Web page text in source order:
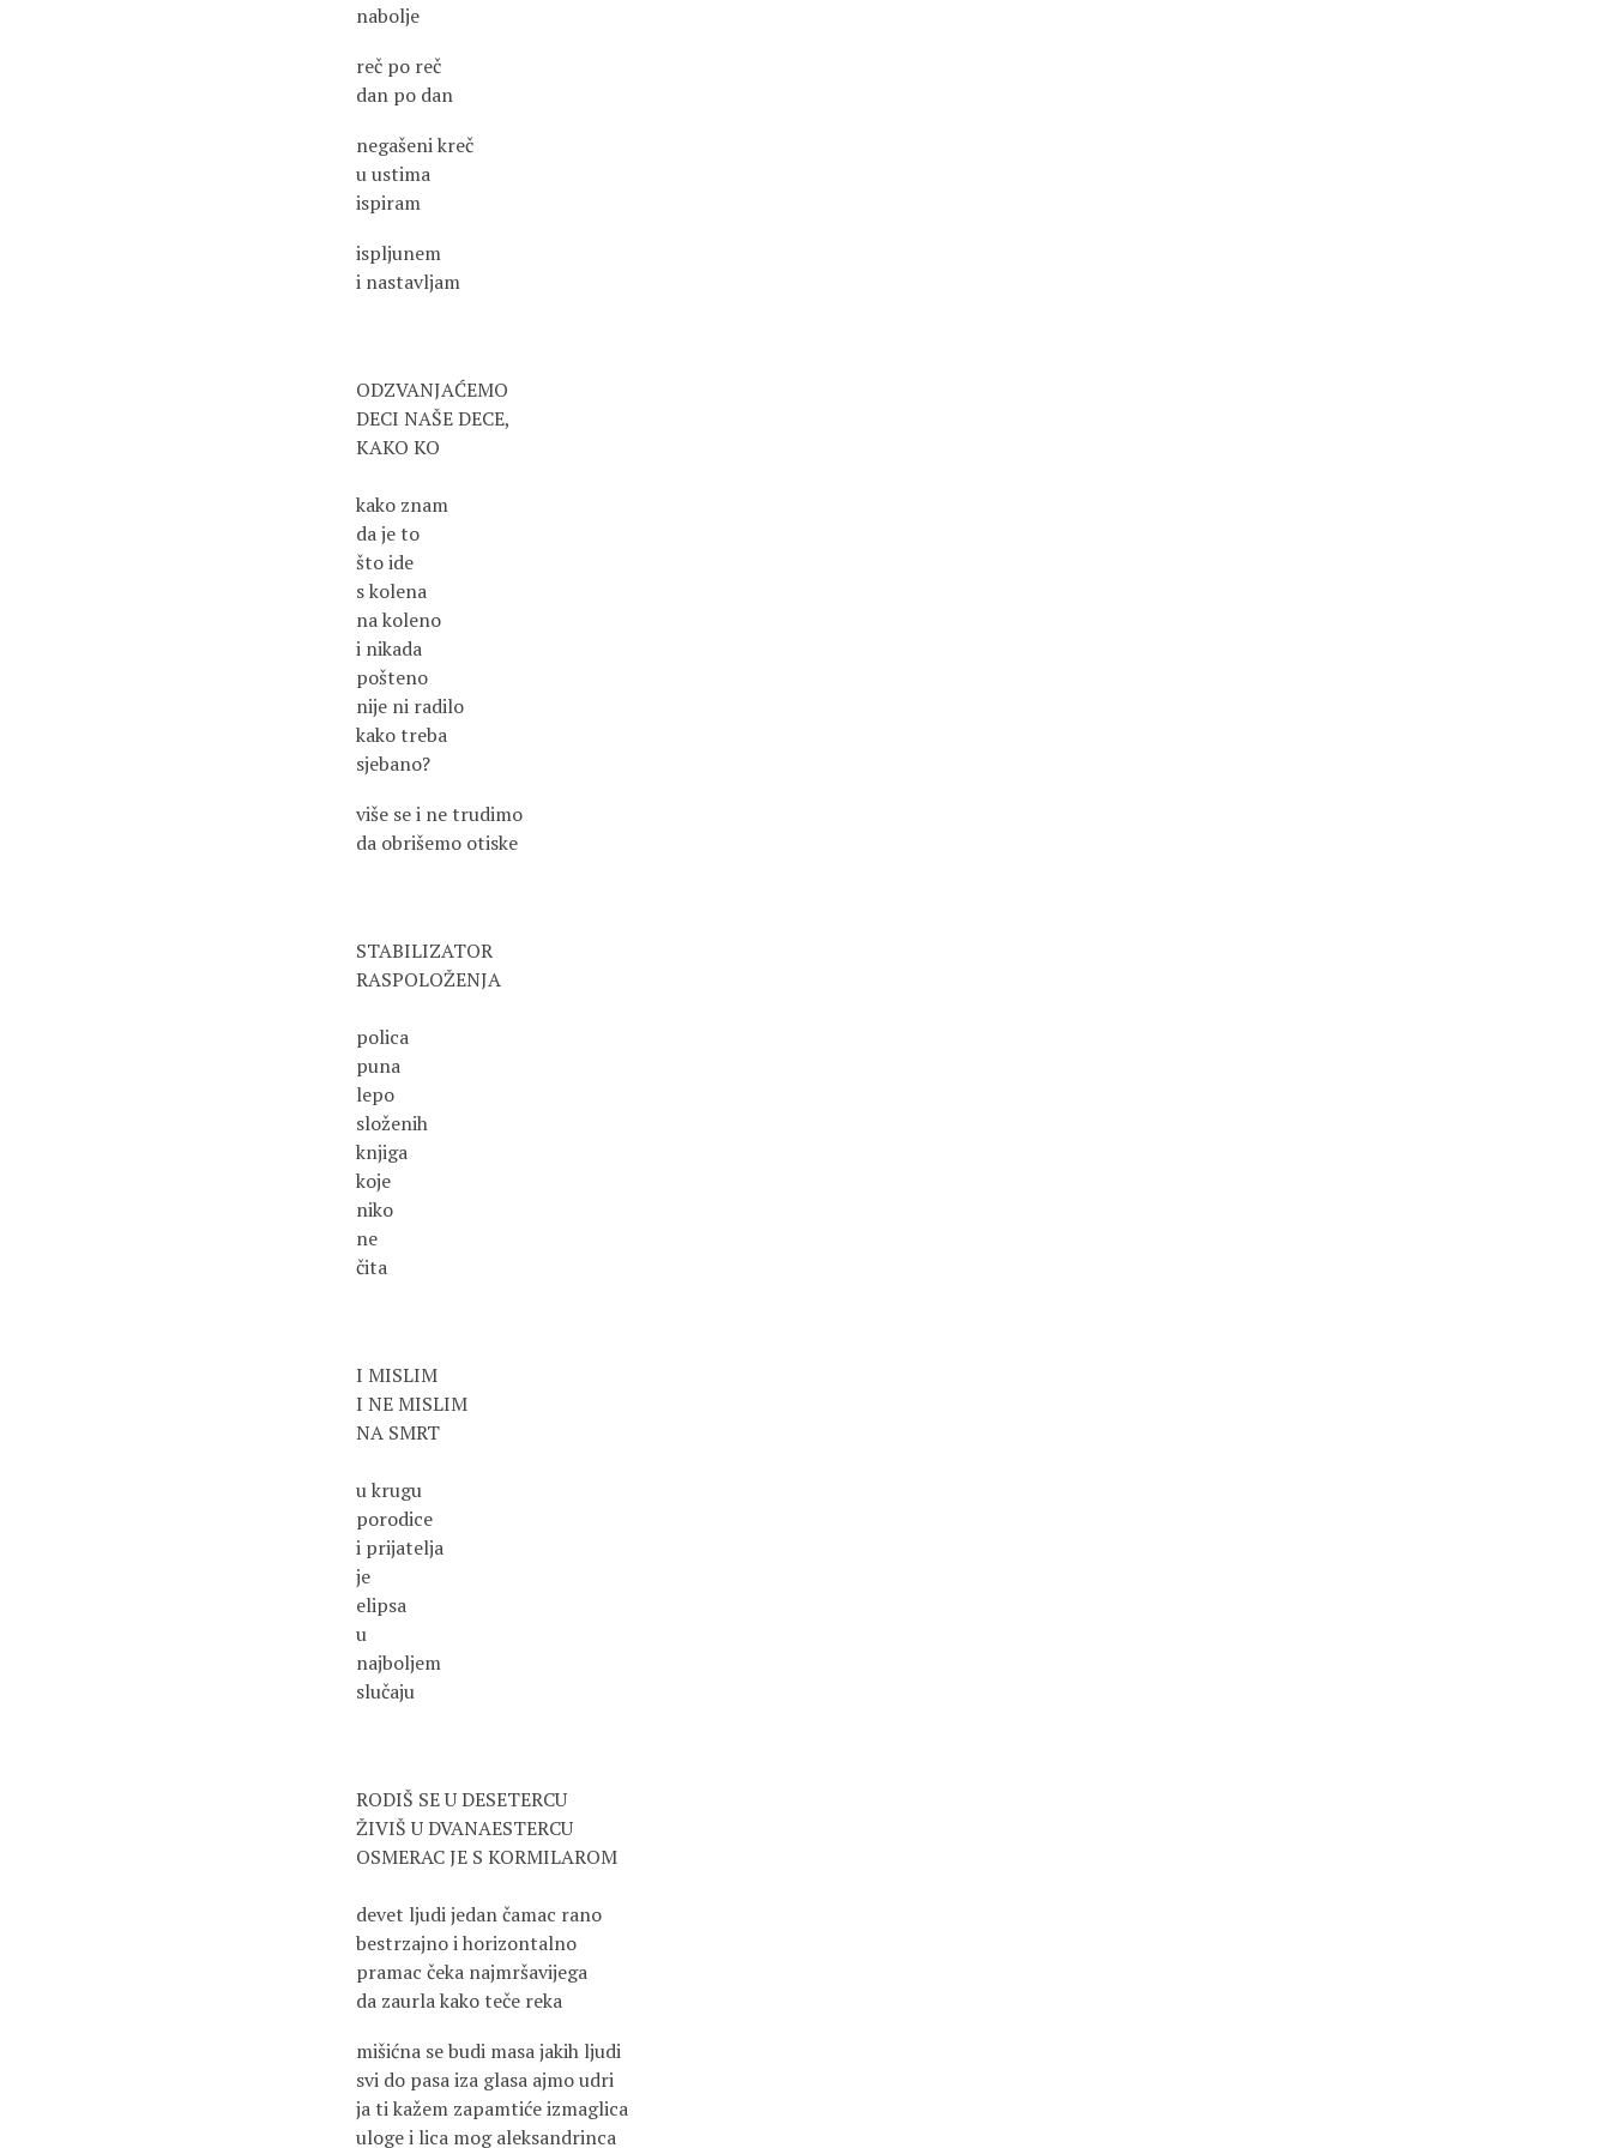
nabolje
reč po reč
dan po dan
negašeni kreč
u ustima
ispiram
ispljunem
i nastavljam
ODZVANJAĆEMO
DECI NAŠE DECE,
KAKO KO
kako znam
da je to
što ide
s kolena
na koleno
i nikada
pošteno
nije ni radilo
kako treba
sjebano?
više se i ne trudimo
da obrišemo otiske
STABILIZATOR
RASPOLOŽENJA
polica
puna
lepo
složenih
knjiga
koje
niko
ne
čita
I MISLIM
I NE MISLIM
NA SMRT
u krugu
porodice
i prijatelja
je
elipsa
u
najboljem
slučaju
RODIŠ SE U DESETERCU
ŽIVIŠ U DVANAESTERCU
OSMERAC JE S KORMILAROM
devet ljudi jedan čamac rano
bestrzajno i horizontalno
pramac čeka najmršavijega
da zaurla kako teče reka
mišićna se budi masa jakih ljudi
svi do pasa iza glasa ajmo udri
ja ti kažem zapamtiće izmaglica
uloge i lica mog aleksandrinca